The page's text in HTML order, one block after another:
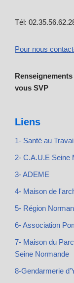
Tél:
Pour nous
vous SVP
Liens
1- Santé au
2- C.A.U.E Seine
3- ADEME
4- Maison de
5- Région
6- Association
7- Maison du
Seine Normande
8-Gendarmerie